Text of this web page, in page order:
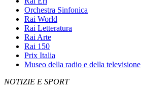
Orchestra Sinfonica
Rai World
Rai Letteratura
Rai Arte
Rai 150
Prix Italia
Museo della radio e della televisione
NOTIZIE E SPORT